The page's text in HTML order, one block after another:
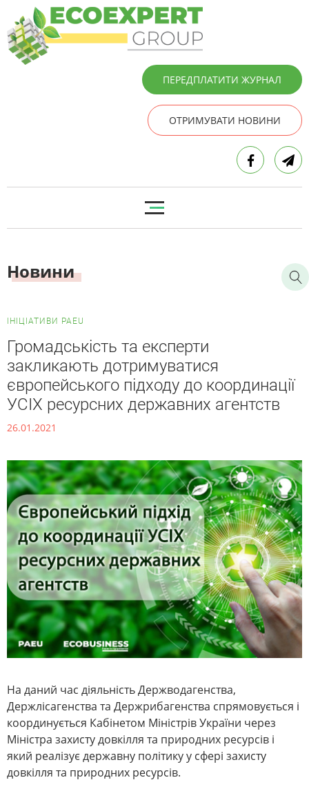
ПЕРЕДПЛАТИТИ ЖУРНАЛ
ОТРИМУВАТИ НОВИНИ
Новини
ІНІЦІАТИВИ PAEU
Громадськість та експерти
закликають дотримуватися
європейського підходу до координації
УСІХ ресурсних державних агентств
26.01.2021
На даний час діяльність Держводагенства,
Держлісагенства та Держрибагенства спрямовується і
координується Кабінетом Міністрів України через
Міністра захисту довкілля та природних ресурсів і
який реалізує державну політику у сфері захисту
довкілля та природних ресурсів.